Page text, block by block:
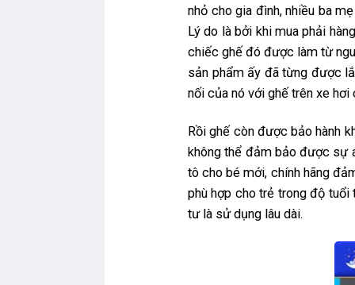
nhỏ cho gia đình, nhiều ba
Lý do là bởi khi mua phải
chiếc ghế đó được làm từ
sản phẩm ấy đã từng được
nối của nó với ghế trên xe
Rồi ghế còn được bảo hành
không thể đảm bảo được sự
tô cho bé mới, chính hãng
phù hợp cho trẻ trong độ
tư là sử dụng lâu dài.